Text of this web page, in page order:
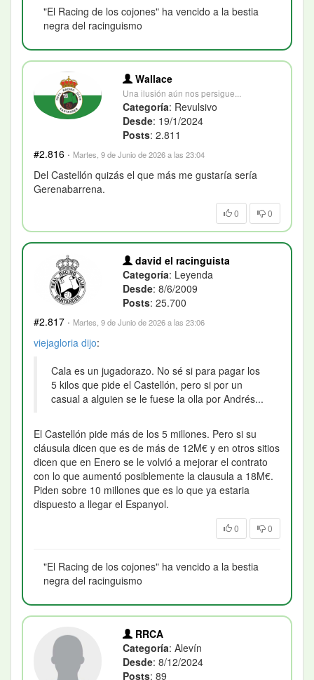
"El Racing de los cojones" ha vencido a la bestia
negra del racinguismo
Wallace
Una ilusión aún nos persigue...
Categoría: Revulsivo
Desde: 19/1/2024
Posts: 2.811
#2.816 · Martes, 9 de Junio de 2026 a las 23:04
Del Castellón quizás el que más me gustaría sería
Gerenabarrena.
0 0
david el racinguista
Categoría: Leyenda
Desde: 8/6/2009
Posts: 25.700
#2.817 · Martes, 9 de Junio de 2026 a las 23:06
viejagloria dijo:
Cala es un jugadorazo. No sé si para pagar los
5 kilos que pide el Castellón, pero si por un
casual a alguien se le fuese la olla por Andrés...
El Castellón pide más de los 5 millones. Pero si su
cláusula dicen que es de más de 12M€ y en otros sitios
dicen que en Enero se le volvió a mejorar el contrato
con lo que aumentó posiblemente la clausula a 18M€.
Piden sobre 10 millones que es lo que ya estaria
dispuesto a llegar el Espanyol.
0 0
"El Racing de los cojones" ha vencido a la bestia
negra del racinguismo
RRCA
Categoría: Alevín
Desde: 8/12/2024
Posts: 89